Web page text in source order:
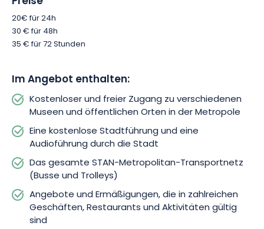
Haben Sie die Seele eines Entdeckers? Dann brauchen Sie
den City Pass Solo, um die Schätze von Nancy zu entdecken,
auch die versteckten.
20€ für 24h
30 € für 48h
35 € für 72 Stunden
Im Angebot enthalten:
Kostenloser und freier Zugang zu verschiedenen
Museen und öffentlichen Orten in der Metropole
Eine kostenlose Stadtführung und eine
Audioführung durch die Stadt
Das gesamte STAN-Metropolitan-Transportnetz
(Busse und Trolleys)
Angebote und Ermäßigungen, die in zahlreichen
Geschäften, Restaurants und Aktivitäten gültig
sind